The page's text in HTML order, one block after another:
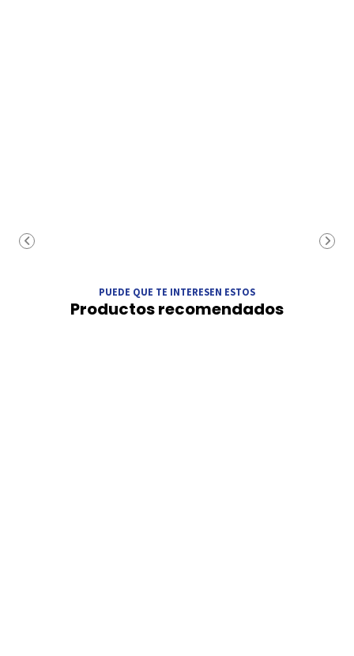
PUEDE QUE TE INTERESEN ESTOS
Productos recomendados